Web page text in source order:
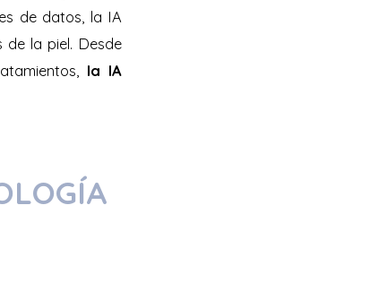
de datos, la IA
la piel. Desde
la IA